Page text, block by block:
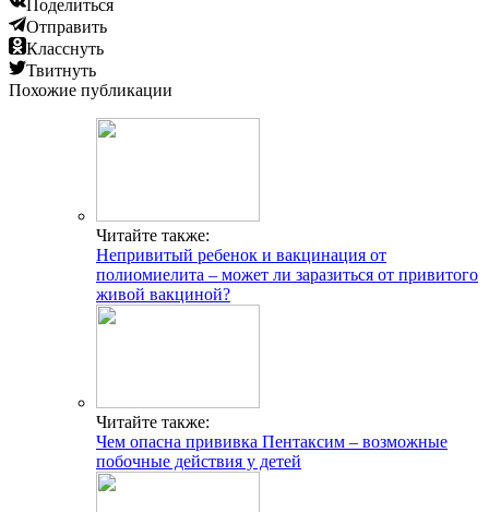
Поделиться
Отправить
Класснуть
Твитнуть
Похожие публикации
Читайте также:
Непривитый ребенок и вакцинация от
полиомиелита – может ли заразиться от привитого
живой вакциной?
Читайте также:
Чем опасна прививка Пентаксим – возможные
побочные действия у детей